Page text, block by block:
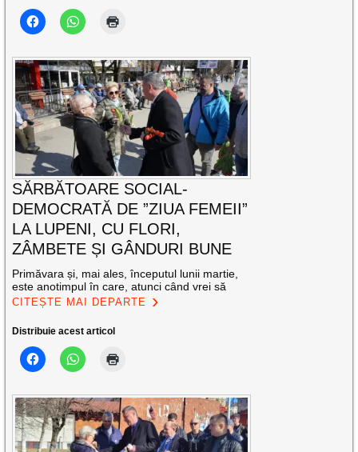
SĂRBĂTOARE SOCIAL-
DEMOCRATĂ DE ”ZIUA FEMEII”
LA LUPENI, CU FLORI,
ZÂMBETE ȘI GÂNDURI BUNE
Primăvara și, mai ales, începutul lunii martie,
este anotimpul în care, atunci când vrei să
CITEȘTE MAI DEPARTE
Distribuie acest articol